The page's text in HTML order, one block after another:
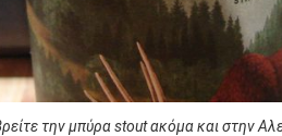
την μπύραstoutακόμα και στην